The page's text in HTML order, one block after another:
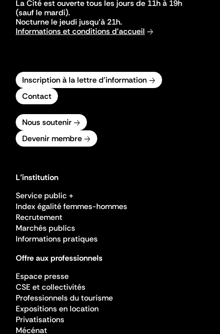
La Cité est ouverte tous les jours de 11h à 19h
(sauf le mardi).
Nocturne le jeudi jusqu'à 21h.
Informations et conditions d'accueil
Inscription à la lettre d'information
Contact
Nous soutenir
Devenir membre
L'institution
Service public +
Index égalité femmes-hommes
Recrutement
Marchés publics
Informations pratiques
Offre aux professionnels
Espace presse
CSE et collectivités
Professionnels du tourisme
Expositions en location
Privatisations
Mécénat